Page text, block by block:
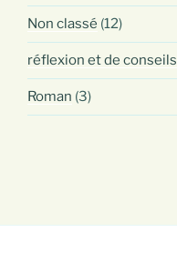
Non classé (12)
réflexion et de conseils
Roman (3)